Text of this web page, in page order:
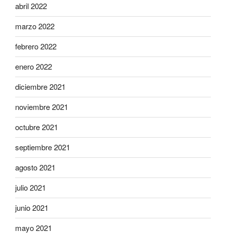
abril 2022
marzo 2022
febrero 2022
enero 2022
diciembre 2021
noviembre 2021
octubre 2021
septiembre 2021
agosto 2021
julio 2021
junio 2021
mayo 2021